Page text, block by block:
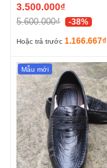
3.500.000₫
5.600.000₫ -38%
Hoặc trả trước 1.166.667₫
Mẫu mới